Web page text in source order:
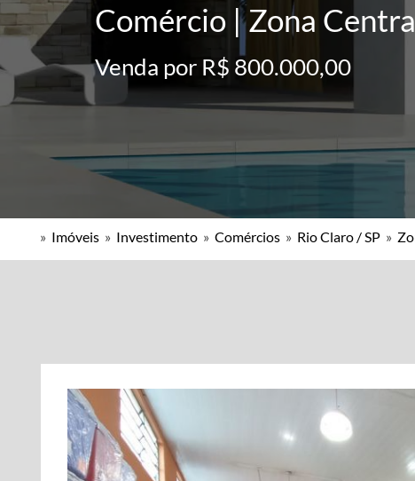
Comércio | Zona
Venda por R$ 800.000,00
» Imóveis » Investimento » Comércios » Rio Claro / SP »